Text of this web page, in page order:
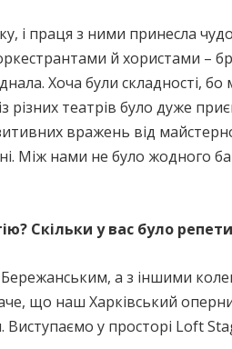
і праця з ними принесла
й хористами –
Хоча були складності,
різних театрів було дуже
вражень від
Між нами не було жодного
Скільки у вас було
а з іншими
що наш Харківський
у просторі Loft